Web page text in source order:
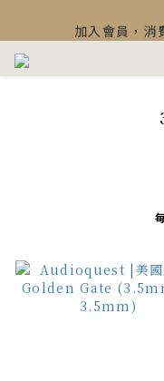
【最新公告】
加入會員，
【最新公告】